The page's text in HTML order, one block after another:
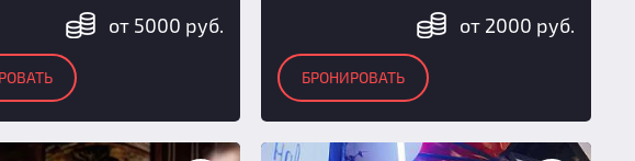
от 5000 руб. от 2000 руб.
БРОНИРОВАТЬ